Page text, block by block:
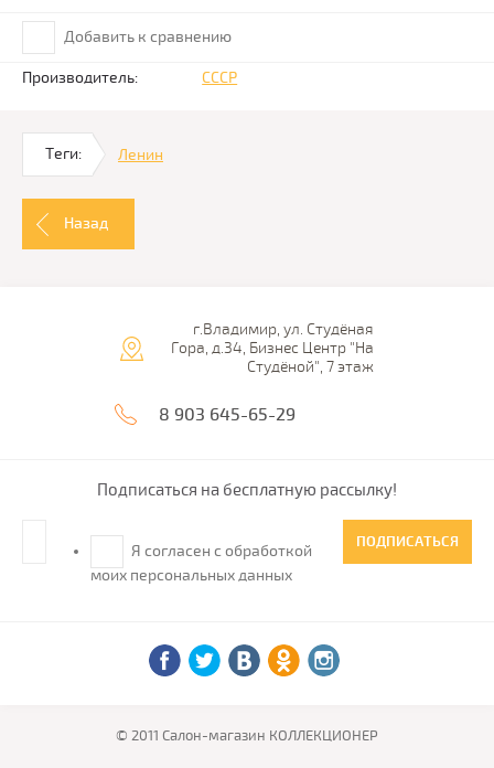
Добавить к сравнению
Производитель: СССР
Теги: Ленин
Назад
г.Владимир, ул. Студёная
Гора, д.34, Бизнес Центр "На
Студёной", 7 этаж
8 903 645-65-29
Подписаться на бесплатную рассылку!
Я согласен с обработкой
моих персональных данных
ПОДПИСАТЬСЯ
© 2011 Салон-магазин КОЛЛЕКЦИОНЕР